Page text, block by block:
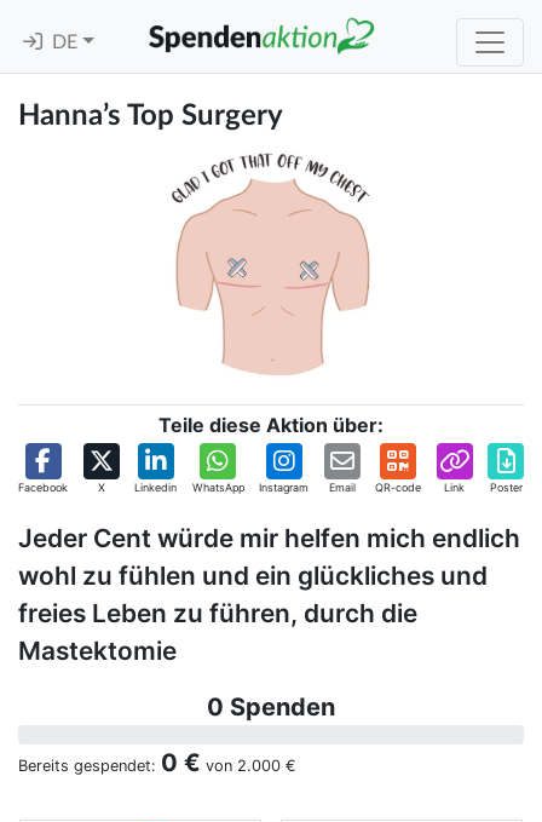
DE
Hanna’s Top Surgery
Teile diese Aktion über:
Facebook X Linkedin WhatsApp Instagram Email QR-code Link Poster
Jeder Cent würde mir helfen mich endlich
wohl zu fühlen und ein glückliches und
freies Leben zu führen, durch die
Mastektomie
0 Spenden
Bereits gespendet: 0 € von 2.000 €